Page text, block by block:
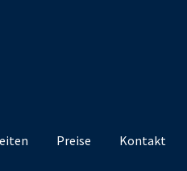
Preise Kontakt